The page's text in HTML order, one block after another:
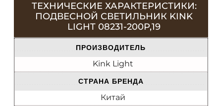
ТЕХНИЧЕСКИЕ ХАРАКТЕРИСТИКИ:
ПОДВЕСНОЙ СВЕТИЛЬНИК KINK
LIGHT 08231-200P,19
ПРОИЗВОДИТЕЛЬ
Kink Light
СТРАНА БРЕНДА
Китай